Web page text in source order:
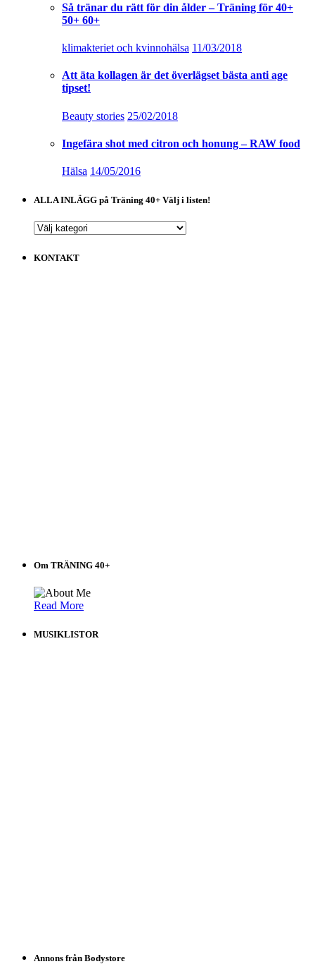
Så tränar du rätt för din ålder – Träning för 40+
50+ 60+
klimakteriet och kvinnohälsa 11/03/2018
Att äta kollagen är det överlägset bästa anti age
tipset!
Beauty stories 25/02/2018
Ingefära shot med citron och honung – RAW food
Hälsa 14/05/2016
ALLA INLÄGG på Träning 40+ Välj i listen!
ALLA
på
Träning
KONTAKT
Om TRÄNING 40+
Read More
MUSIKLISTOR
Annons från Bodystore